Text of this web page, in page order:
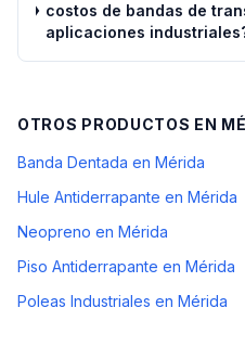
costos de bandas de
aplicaciones
OTROS PRODUCTOS EN
Banda Dentada en Mérida
Hule Antiderrapante en Mérida
Neopreno en Mérida
Piso Antiderrapante en Mérida
Poleas Industriales en Mérida